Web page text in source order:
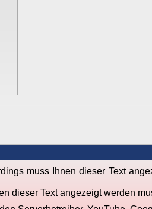
muss Ihnen dieser Text
dieser Text angezeigt werden